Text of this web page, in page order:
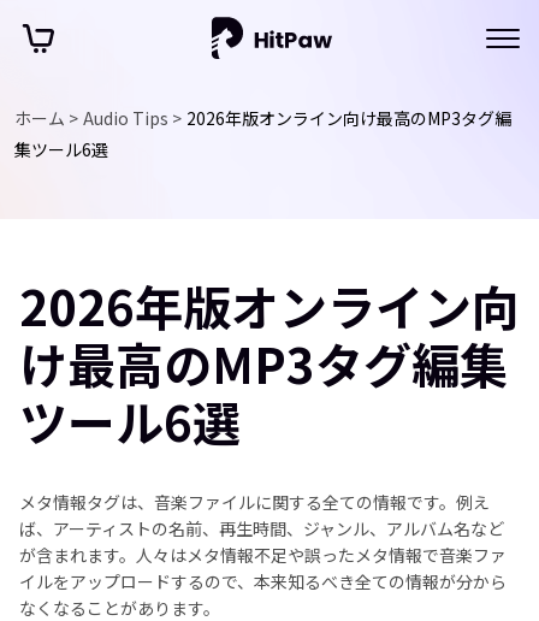
ホーム > Audio Tips > 2026年版オンライン向け最高のMP3タグ編
集ツール6選
2026年版オンライン向
け最高のMP3タグ編集
ツール6選
メタ情報タグは、音楽ファイルに関する全ての情報です。例え
ば、アーティストの名前、再生時間、ジャンル、アルバム名など
が含まれます。人々はメタ情報不足や誤ったメタ情報で音楽ファ
イルをアップロードするので、本来知るべき全ての情報が分から
なくなることがあります。